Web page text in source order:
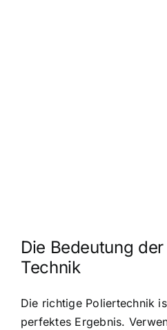
Die Bedeutung
Technik
Die richtige Poliertechnik
perfektes Ergebnis.